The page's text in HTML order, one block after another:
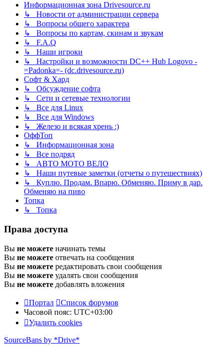
Информационная зона Drivesource.ru
↳ Новости от администрации сервера
↳ Вопросы общего характера
↳ Вопросы по картам, скинам и звукам
↳ F.A.Q
↳ Наши игроки
↳ Настройки и возможности DC++ Hub Logovo -
=Padonka=- (dc.drivesource.ru)
Софт & Хард
↳ Обсуждение софта
↳ Сети и сетевые технологии
↳ Все для Linux
↳ Все для Windows
↳ Железо и всякая хрень :)
ОффТоп
↳ Информационная зона
↳ Все подряд
↳ АВТО МОТО ВЕЛО
↳ Наши путевые заметки (отчеты о путешествиях)
↳ Куплю. Продам. Впарю. Обменяю. Приму в дар.
Обменяю на пиво
Топка
↳ Топка
Права доступа
Вы не можете начинать темы
Вы не можете отвечать на сообщения
Вы не можете редактировать свои сообщения
Вы не можете удалять свои сообщения
Вы не можете добавлять вложения
Портал
Список форумов
Часовой пояс: UTC+03:00
Удалить cookies
SourceBans by *Drive*